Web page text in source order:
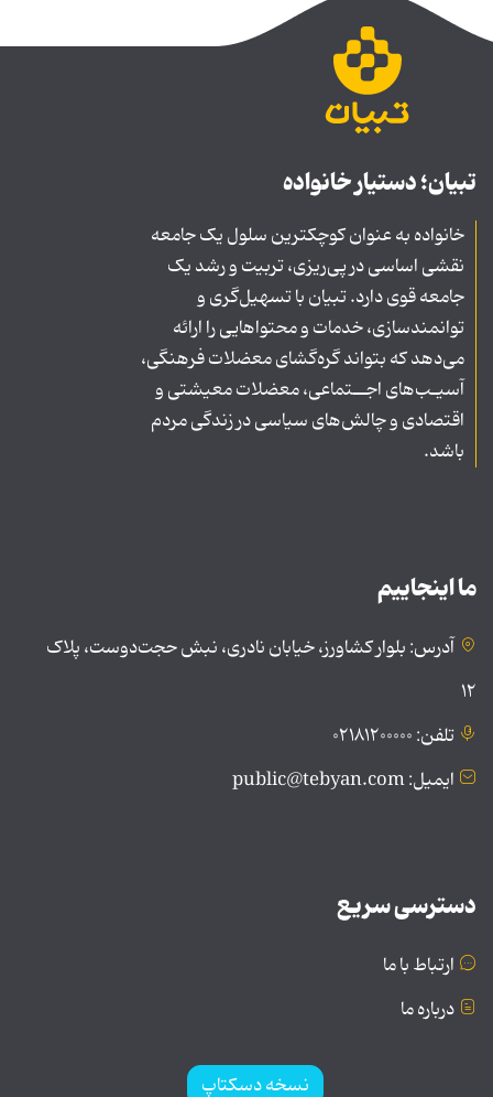
تبیان؛ دستیار خانواده
خانواده به عنوان کوچکترین سلول یک جامعه
نقشی اساسی در پی‌ریزی، تربیت و رشد یک
جامعه قوی دارد. تبیان با تسهیل‌گری و
توانمندسازی، خدمات و محتواهایی را ارائه
می‌دهد که بتواند گره‌گشای معضلات فرهنگی،
آسیـب‌های اجــتماعی، معضلات معیشتی و
اقتصادی و چالش‌های سیاسی در زندگی مردم
باشد.
ما اینجاییم
آدرس: بلوار کشاورز، خیابان نادری، نبش حجت‌دوست، پلاک
۱۲
تلفن: ۰۲۱۸۱۲۰۰۰۰۰
ایمیل: public@tebyan.com
دسترسی سریع
ارتباط با ما
درباره ما
نسخه دسکتاپ